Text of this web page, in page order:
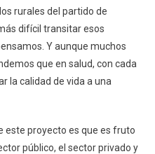
rurales del partido de
difícil transitar esos
Y aunque muchos
que en salud, con cada
la calidad de vida a una
este proyecto es que es fruto
público, el sector privado y